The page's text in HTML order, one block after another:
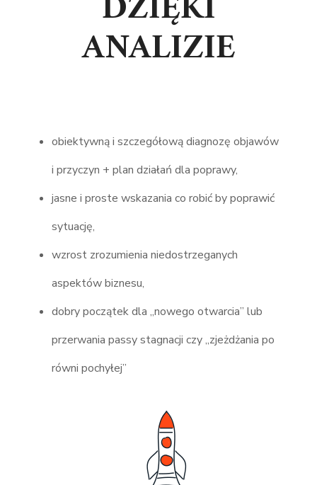
ANALIZIE
obiektywną i szczegółową diagnozę objawów
i przyczyn + plan działań dla poprawy,
jasne i proste wskazania co robić by poprawić
sytuację,
wzrost zrozumienia niedostrzeganych
aspektów biznesu,
dobry początek dla „nowego otwarcia” lub
przerwania passy stagnacji czy „zjeżdżania po
równi pochyłej”